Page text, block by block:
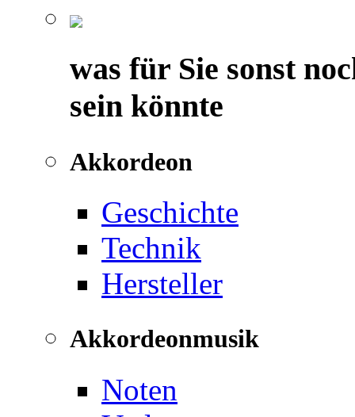
was für Sie sonst
sein könnte
Akkordeon
Geschichte
Technik
Hersteller
Akkordeonmusik
Noten